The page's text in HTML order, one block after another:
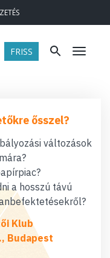
FRISS Menü
ősszel?
változások
a hosszú távú
Klub
Budapest